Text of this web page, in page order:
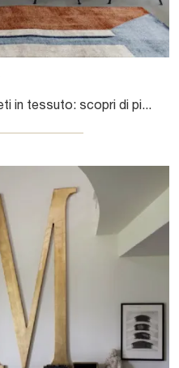
Complementi design e tappeti in tessuto: scopri di più sul modello Prospettive Copper di Sirecom e potrai arricchire i tuoi locali.